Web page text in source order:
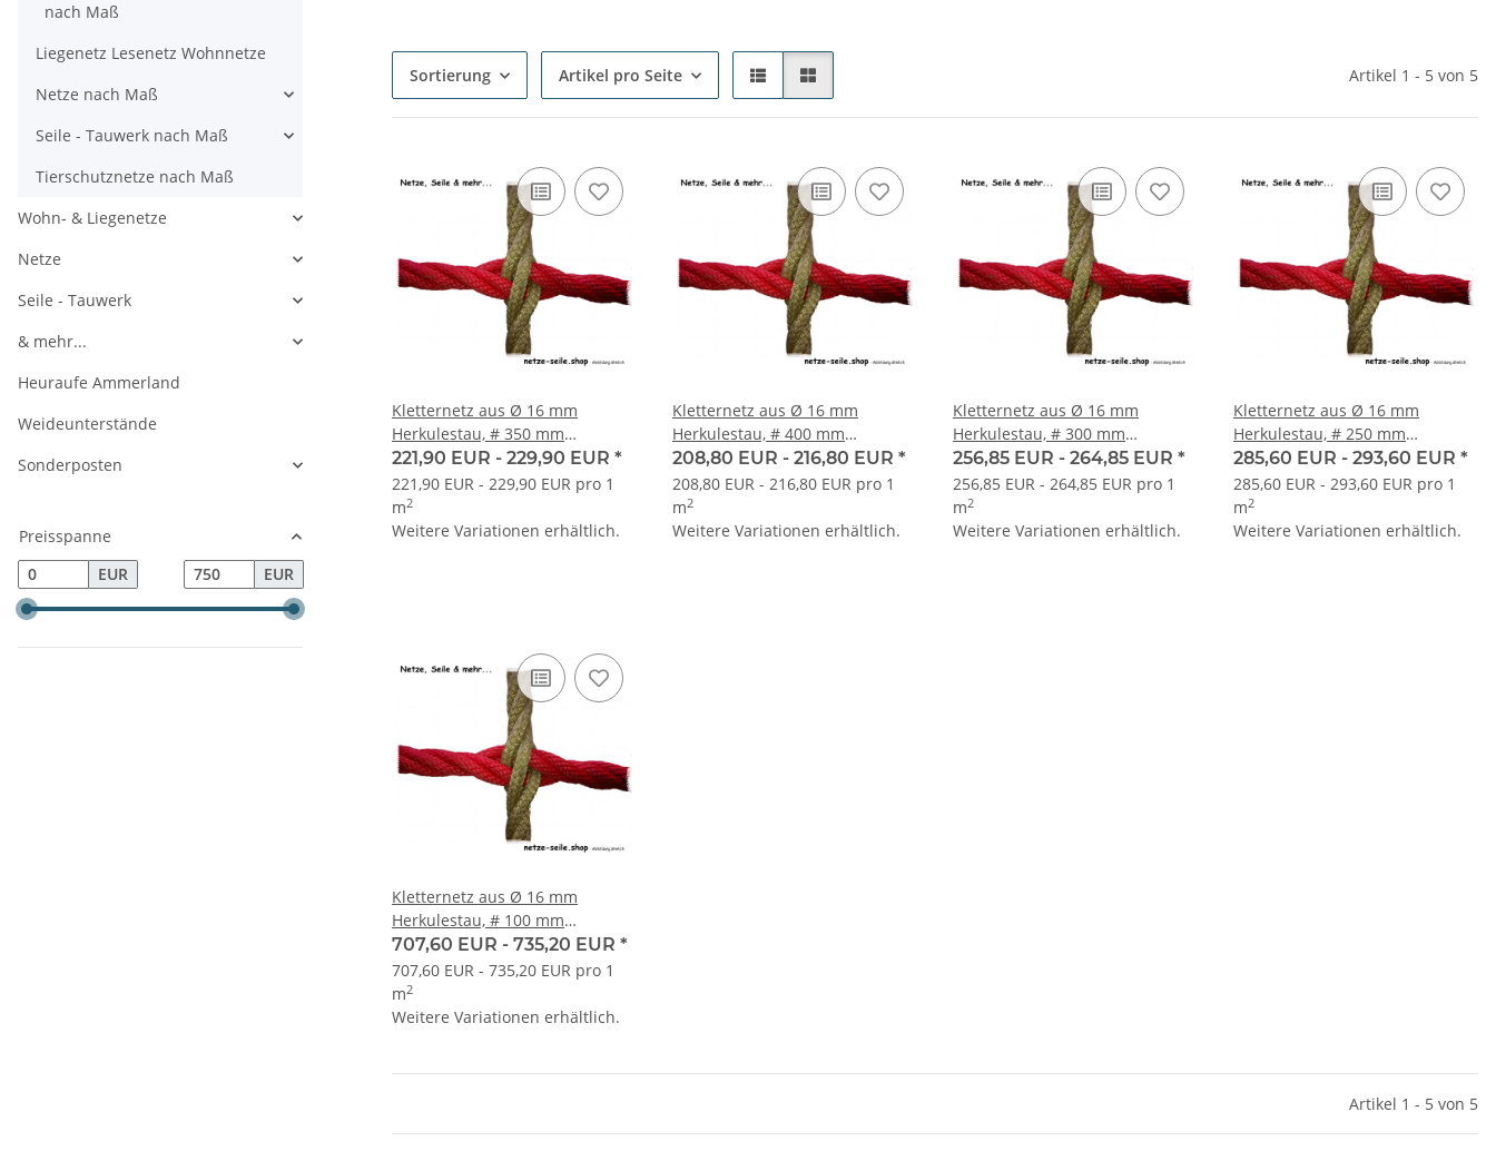
Sortierung Artikel pro Seite Artikel 1 - 5 von 5
Kletternetz aus Ø 16 mm
Herkulestau, # 350 mm
Maschenweite, Knoten
handverspleißt
221,90 EUR - 229,90 EUR *
221,90 EUR - 229,90 EUR pro 1
m2
Weitere Variationen erhältlich.
Kletternetz aus Ø 16 mm
Herkulestau, # 400 mm
Maschenweite, Knoten
handverspleißt
208,80 EUR - 216,80 EUR *
208,80 EUR - 216,80 EUR pro 1
m2
Weitere Variationen erhältlich.
Kletternetz aus Ø 16 mm
Herkulestau, # 300 mm
Maschenweite, Knoten
handverspleißt
256,85 EUR - 264,85 EUR *
256,85 EUR - 264,85 EUR pro 1
m2
Weitere Variationen erhältlich.
Kletternetz aus Ø 16 mm
Herkulestau, # 250 mm
Maschenweite, Knoten
handverspleißt
285,60 EUR - 293,60 EUR *
285,60 EUR - 293,60 EUR pro 1
m2
Weitere Variationen erhältlich.
Kletternetz aus Ø 16 mm
Herkulestau, # 100 mm
Maschenweite, Knoten
handverspleißt
707,60 EUR - 735,20 EUR *
707,60 EUR - 735,20 EUR pro 1
m2
Weitere Variationen erhältlich.
Artikel 1 - 5 von 5
nach Maß
Liegenetz Lesenetz Wohnnetze
Netze nach Maß
Seile - Tauwerk nach Maß
Tierschutznetze nach Maß
Wohn- & Liegenetze
Netze
Seile - Tauwerk
& mehr...
Heuraufe Ammerland
Weideunterstände
Sonderposten
Preisspanne
EUR
EUR